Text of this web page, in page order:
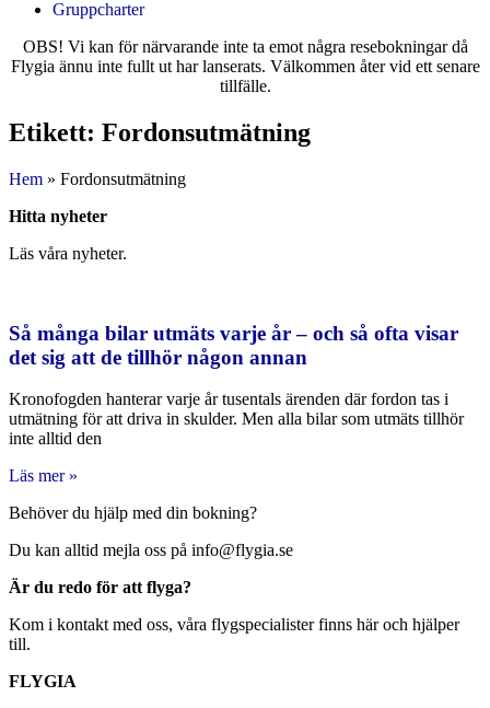
Gruppcharter
OBS! Vi kan för närvarande inte ta emot några resebokningar då
Flygia ännu inte fullt ut har lanserats. Välkommen åter vid ett senare
tillfälle.
Etikett: Fordonsutmätning
Hem » Fordonsutmätning
Hitta nyheter
Läs våra nyheter.
Så många bilar utmäts varje år – och så ofta visar
det sig att de tillhör någon annan
Kronofogden hanterar varje år tusentals ärenden där fordon tas i
utmätning för att driva in skulder. Men alla bilar som utmäts tillhör
inte alltid den
Läs mer »
Behöver du hjälp med din bokning?
Du kan alltid mejla oss på info@flygia.se
Är du redo för att flyga?
Kom i kontakt med oss, våra flygspecialister finns här och hjälper
till.
FLYGIA